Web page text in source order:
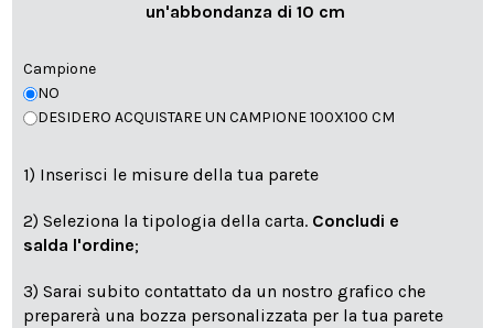
un'abbondanza di 10 cm
Campione
NO
DESIDERO ACQUISTARE UN CAMPIONE 100X100 CM
1) Inserisci le misure della tua parete
2) Seleziona la tipologia della carta. Concludi e
salda l'ordine;
3) Sarai subito contattato da un nostro grafico che
preparerà una bozza personalizzata per la tua parete